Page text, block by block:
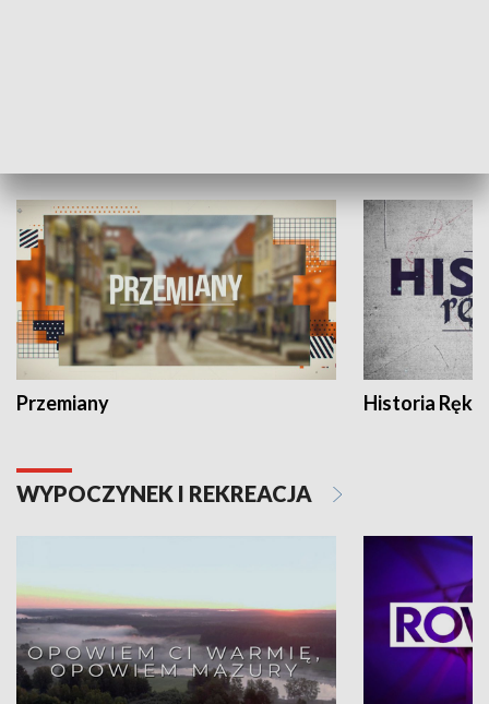
Przemiany Historia Ręką
WYPOCZYNEK I REKREACJA